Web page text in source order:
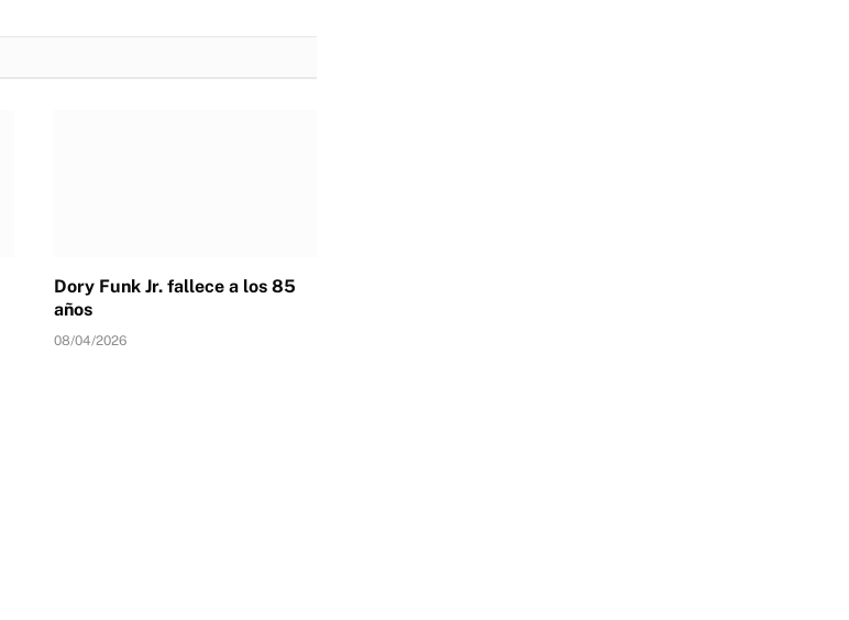
Dory Funk Jr. fallece a los 85
años
08/04/2026